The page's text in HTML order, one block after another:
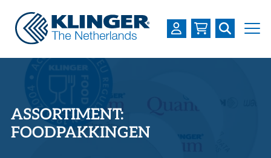
OVER KLINGER
PRODUCTEN
INDUSTRIEËN
ASSORTIMENT:
FOODPAKKINGEN